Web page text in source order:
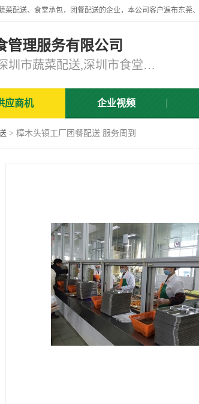
管理服务有限公司
东莞蔬菜配送,深圳市蔬菜配送,深圳市食堂承包,深圳市宝安蔬菜配送,东莞工厂食堂承包,东莞蔬菜配送公司,东莞长安蔬菜配送公司
应商机 企业视频
> 樟木头镇工厂团餐配送 服务周到